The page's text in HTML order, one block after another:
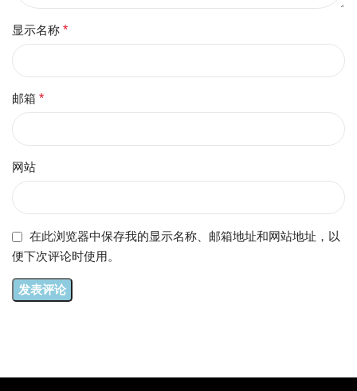
显示名称 *
邮箱 *
网站
在此浏览器中保存我的显示名称、邮箱地址和网站地址，以
便下次评论时使用。